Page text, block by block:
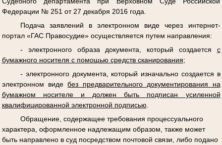
Федерации № 251 от 27 декабря 2016 года.
Подача заявлений в электронном виде через интернет-
портал «ГАС Правосудие» осуществляется путем направления:
- электронного образа документа, который создается с
бумажного носителя с помощью средств сканирования;
- электронного документа, который изначально создается в
электронном видебез предварительного документирования на
бумажном носителе и должен быть подписан усиленной
квалифицированной электронной подписью
Обращение, содержащее требования процессуального
характера, оформленное надлежащим образом, также может
быть направлено в суд посредством почтовой связи, либо подано